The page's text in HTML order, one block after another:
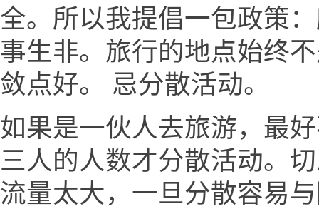
全。所以我提倡一包政策
事生非。旅行的地点始终
敛点好。 忌分散活动。
如果是一伙人去旅游，最
三人的人数才分散活动。
流量太大，一旦分散容易